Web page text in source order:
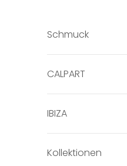
Schmuck
CALPART
IBIZA
Kollektionen